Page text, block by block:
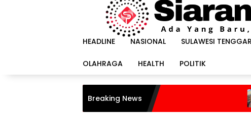
HEADLINE NASIONAL SULAWESI
OLAHRAGA HEALTH POLITIK
Breaking News
HEADLINE
Gol Tunggal Ferran Torres
Juara Dunia 2026,